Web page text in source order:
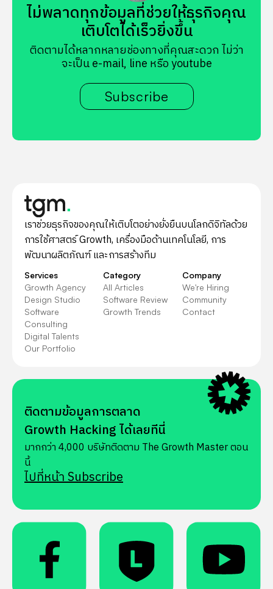
ไม่พลาดทุกข้อมูลที่ช่วยให้ธุรกิจคุณ
เติบโตได้เร็วยิ่งขึ้น
ติดตามได้หลากหลายช่องทางที่คุณสะดวก ไม่ว่า
จะเป็น e-mail, line หรือ youtube
Subscribe
เราช่วยธุรกิจของคุณให้เติบโตอย่างยั่งยืนบนโลกดิจิทัลด้วย
การใช้ศาสตร์ Growth, เครื่องมือด้านเทคโนโลยี, การ
พัฒนาผลิตภัณฑ์ และการสร้างทีม
Services
Growth Agency
Design Studio
Software
Consulting
Digital Talents
Our Portfolio
Category
All Articles
Software Review
Growth Trends
Company
We're Hiring
Community
Contact
ติดตามข้อมูลการตลาด
Growth Hacking ได้เลยทีนี่
มากกว่า 4,000 บริษัทติดตาม The Growth Master ตอน
นี้
ไปที่หน้า Subscribe